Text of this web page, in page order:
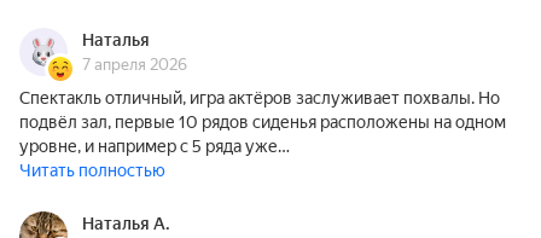
Наталья
7 апреля 2026
Спектакль отличный, игра актёров заслуживает похвалы. Но
подвёл зал, первые 10 рядов сиденья расположены на одном
уровне, и например с 5 ряда уже…
Читать полностью
Наталья А.